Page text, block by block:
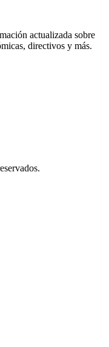
actualizada sobre
directivos y más.